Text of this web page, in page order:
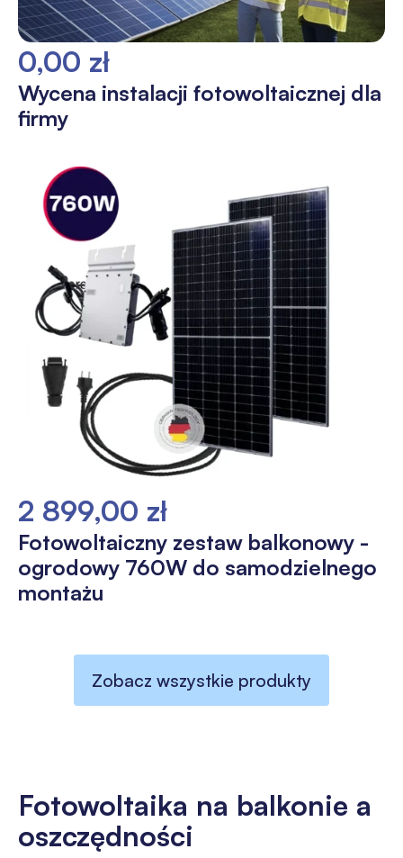
0,00 zł
Wycena instalacji fotowoltaicznej dla
firmy
2 899,00 zł
Fotowoltaiczny zestaw balkonowy -
ogrodowy 760W do samodzielnego
montażu
Zobacz wszystkie produkty
Fotowoltaika na balkonie a
oszczędności